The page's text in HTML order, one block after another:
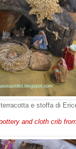
terracotta e stoffa di
and cloth crib